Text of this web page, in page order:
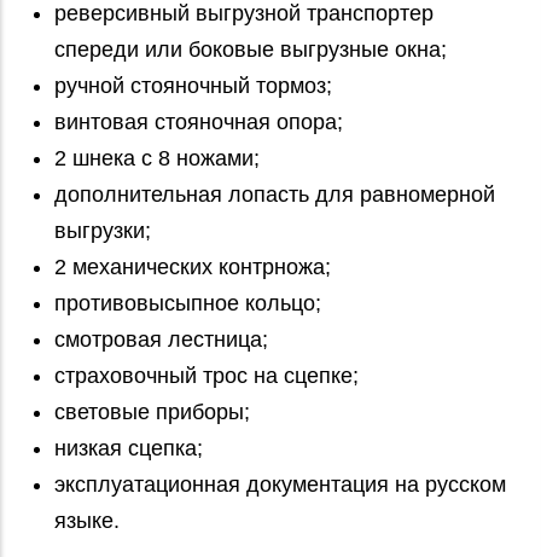
реверсивный выгрузной транспортер
спереди или боковые выгрузные окна;
ручной стояночный тормоз;
винтовая стояночная опора;
2 шнека с 8 ножами;
дополнительная лопасть для равномерной
выгрузки;
2 механических контрножа;
противовысыпное кольцо;
смотровая лестница;
страховочный трос на сцепке;
световые приборы;
низкая сцепка;
эксплуатационная документация на русском
языке.